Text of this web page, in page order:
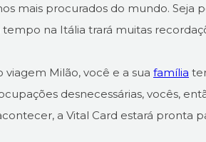
mais procurados do mundo. Seja
tempo na Itália trará muitas
Milão, você e a sua família
desnecessárias, vocês,
a Vital Card estará pronta